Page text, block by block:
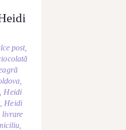
post,
Heidi
, Heidi
livrare